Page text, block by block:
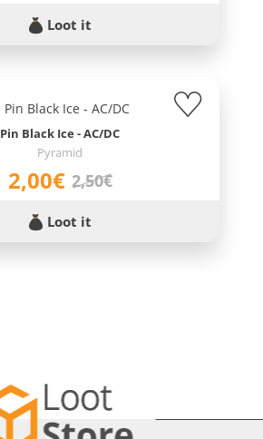
Loot it
Pin Black Ice - AC/DC
Pyramid
2,00€ 2,50€
Loot it